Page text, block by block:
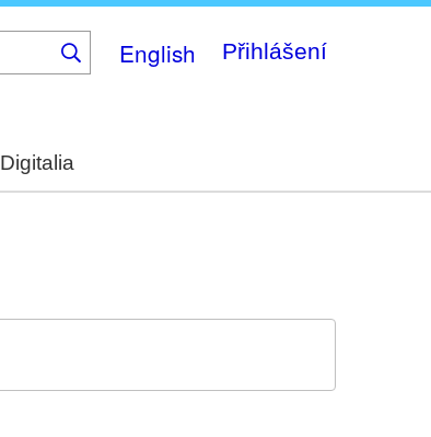
English Přihlášení
Digitalia